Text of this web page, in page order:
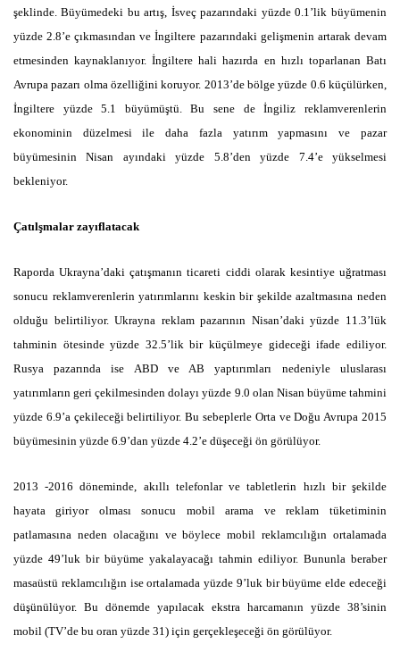
şeklinde. Büyümedeki bu artış, İsveç pazarındaki yüzde 0.1’lik büyümenin
yüzde 2.8’e çıkmasından ve İngiltere pazarındaki gelişmenin artarak devam
etmesinden kaynaklanıyor. İngiltere hali hazırda en hızlı toparlanan Batı
Avrupa pazarı olma özelliğini koruyor. 2013’de bölge yüzde 0.6 küçülürken,
İngiltere yüzde 5.1 büyümüştü. Bu sene de İngiliz reklamverenlerin
ekonominin düzelmesi ile daha fazla yatırım yapmasını ve pazar
büyümesinin Nisan ayındaki yüzde 5.8’den yüzde 7.4’e yükselmesi
bekleniyor.
Çatılşmalar zayıflatacak
Raporda Ukrayna’daki çatışmanın ticareti ciddi olarak kesintiye uğratması
sonucu reklamverenlerin yatırımlarını keskin bir şekilde azaltmasına neden
olduğu belirtiliyor. Ukrayna reklam pazarının Nisan’daki yüzde 11.3’lük
tahminin ötesinde yüzde 32.5’lik bir küçülmeye gideceği ifade ediliyor.
Rusya pazarında ise ABD ve AB yaptırımları nedeniyle uluslarası
yatırımların geri çekilmesinden dolayı yüzde 9.0 olan Nisan büyüme tahmini
yüzde 6.9’a çekileceği belirtiliyor. Bu sebeplerle Orta ve Doğu Avrupa 2015
büyümesinin yüzde 6.9’dan yüzde 4.2’e düşeceği ön görülüyor.
2013 -2016 döneminde, akıllı telefonlar ve tabletlerin hızlı bir şekilde
hayata giriyor olması sonucu mobil arama ve reklam tüketiminin
patlamasına neden olacağını ve böylece mobil reklamcılığın ortalamada
yüzde 49’luk bir büyüme yakalayacağı tahmin ediliyor. Bununla beraber
masaüstü reklamcılığın ise ortalamada yüzde 9’luk bir büyüme elde edeceği
düşünülüyor. Bu dönemde yapılacak ekstra harcamanın yüzde 38’sinin
mobil (TV’de bu oran yüzde 31) için gerçekleşeceği ön görülüyor.